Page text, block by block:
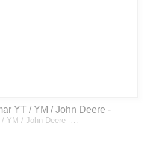
YT / YM / John Deere -
/ YM / John Deere -…